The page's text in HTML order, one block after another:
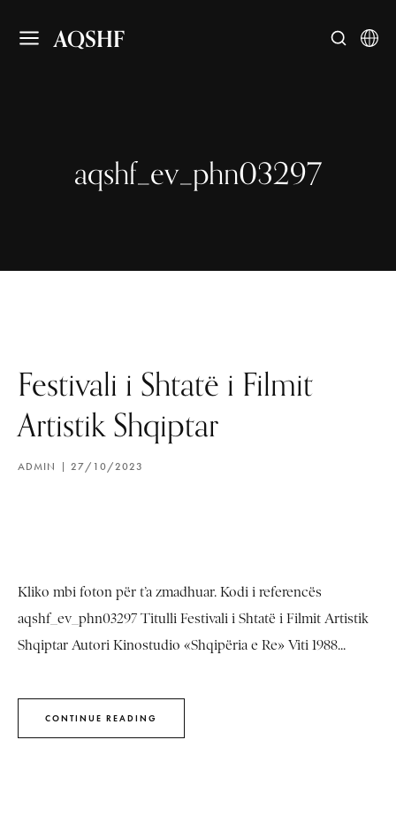
AQSHF
aqshf_ev_phn03297
Festivali i Shtatë i Filmit
Artistik Shqiptar
ADMIN 27/10/2023
Kliko mbi foton për t’a zmadhuar. Kodi i referencës
aqshf_ev_phn03297 Titulli Festivali i Shtatë i Filmit Artistik
Shqiptar Autori Kinostudio «Shqipëria e Re» Viti 1988...
CONTINUE READING